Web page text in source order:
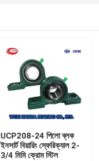
UCP208-24 পিলো ব্লক
ইনসার্ট বিয়ারিং স্ফেরিক্যাল 2-
3/4 মিমি ক্রোম স্টিল